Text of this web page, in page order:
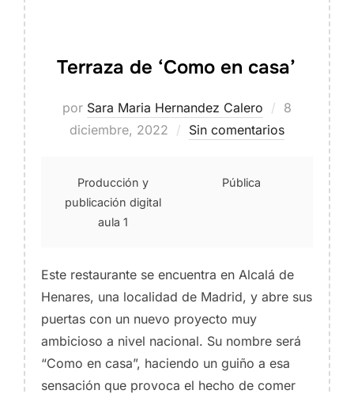
Terraza de ‘Como en casa’
por Sara Maria Hernandez Calero
Publicado
el
8
diciembre, 2022
Sin comentarios
Producción y
publicación digital
aula 1
Pública
Este restaurante se encuentra en Alcalá de
Henares, una localidad de Madrid, y abre sus
puertas con un nuevo proyecto muy
ambicioso a nivel nacional. Su nombre será
“Como en casa”, haciendo un guiño a esa
sensación que provoca el hecho de comer